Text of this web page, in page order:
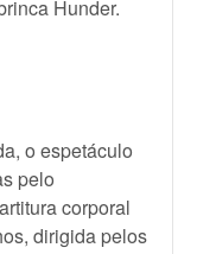
Hunder.
o espetáculo
pelo
corporal
dirigida pelos